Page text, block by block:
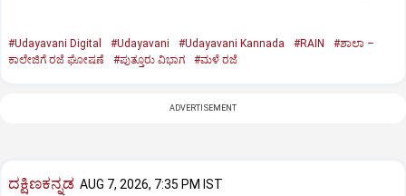
#Udayavani Digital #Udayavani #Udayavani Kannada #RAIN
#ಶಾಲಾ –
ಕಾಲೇಜಿಗೆ ರಜೆ ಘೋಷಣೆ
#ಪುತ್ತೂರು ವಿಭಾಗ #ಮಳೆ ರಜೆ
ADVERTISEMENT
ದಕ್ಷಿಣಕನ್ನಡ AUG 7, 2026, 7:35 PM IST